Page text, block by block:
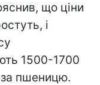
що ціни
і
1500-1700
за пшеницю.